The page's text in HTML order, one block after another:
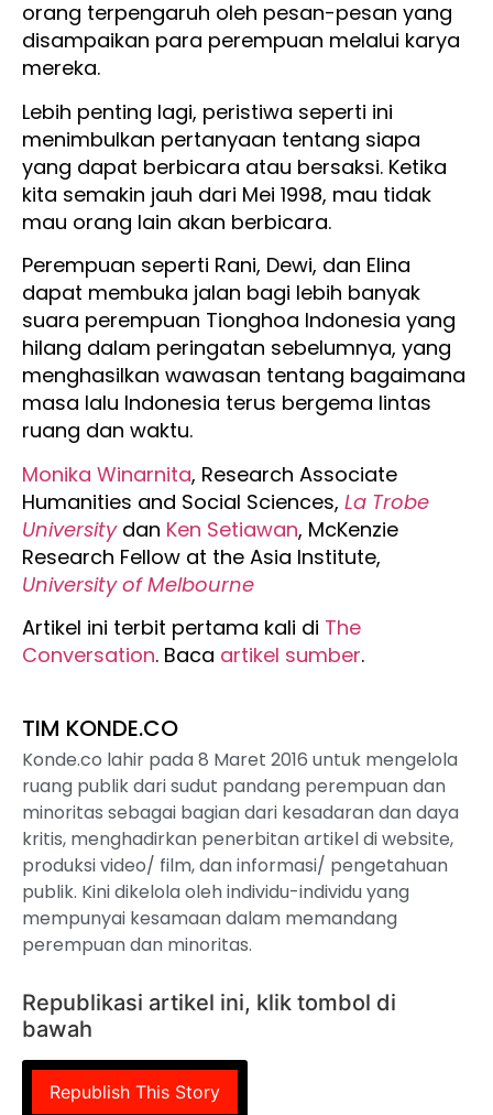
orang terpengaruh oleh pesan-pesan yang
disampaikan para perempuan melalui karya
mereka.
Lebih penting lagi, peristiwa seperti ini
menimbulkan pertanyaan tentang siapa
yang dapat berbicara atau bersaksi. Ketika
kita semakin jauh dari Mei 1998, mau tidak
mau orang lain akan berbicara.
Perempuan seperti Rani, Dewi, dan Elina
dapat membuka jalan bagi lebih banyak
suara perempuan Tionghoa Indonesia yang
hilang dalam peringatan sebelumnya, yang
menghasilkan wawasan tentang bagaimana
masa lalu Indonesia terus bergema lintas
ruang dan waktu.
Monika Winarnita, Research Associate
Humanities and Social Sciences, La Trobe
Universitydan Ken Setiawan, McKenzie
Research Fellow at the Asia Institute,
University of Melbourne
Artikel ini terbit pertama kali di The
Conversation. Baca artikel sumber.
TIM KONDE.CO
Konde.co lahir pada 8 Maret 2016 untuk mengelola
ruang publik dari sudut pandang perempuan dan
minoritas sebagai bagian dari kesadaran dan daya
kritis, menghadirkan penerbitan artikel di website,
produksi video/ film, dan informasi/ pengetahuan
publik. Kini dikelola oleh individu-individu yang
mempunyai kesamaan dalam memandang
perempuan dan minoritas.
Republikasi artikel ini, klik tombol di
bawah
Republish This Story